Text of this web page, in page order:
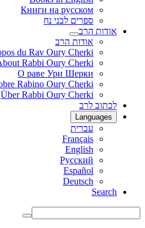
Книги на русском
ספרים לבני נח
אודות הרב
אודות הרב
du Rav Oury Cherki
Rabbi Oury Cherki
О раве Ури Шерки
Rabino Oury Cherki
Über Rabbi Oury Cherki
לכתוב לרב
Languages
עברית
Français
English
Русский
Español
Deutsch
Search